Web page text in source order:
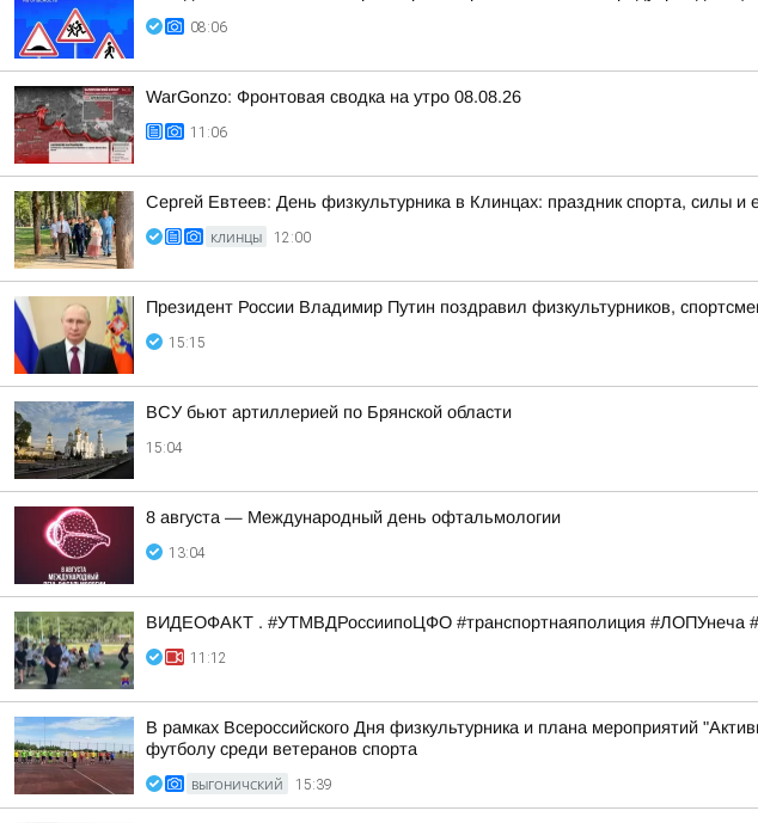
08:06
WarGonzo: Фронтовая сводка на утро 08.08.26
11:06
Сергей Евтеев: День физкультурника в Клинцах: праздник спорта, силы и
КЛИНЦЫ 12:00
Президент России Владимир Путин поздравил физкультурников,
15:15
ВСУ бьют артиллерией по Брянской области
15:04
8 августа — Международный день офтальмологии
13:04
ВИДЕОФАКТ . #УТМВДРоссиипоЦФО #транспортнаяполиция #ЛОПУнеча
11:12
В рамках Всероссийского Дня физкультурника и плана мероприятий
футболу среди ветеранов спорта
ВЫГОНИЧСКИЙ 15:39